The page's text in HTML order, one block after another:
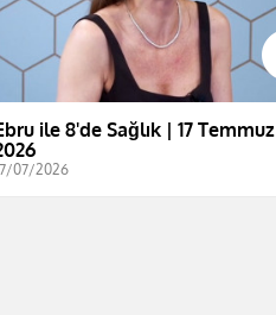
ile 8'de Sağlık | 17 Temmuz
07/2026